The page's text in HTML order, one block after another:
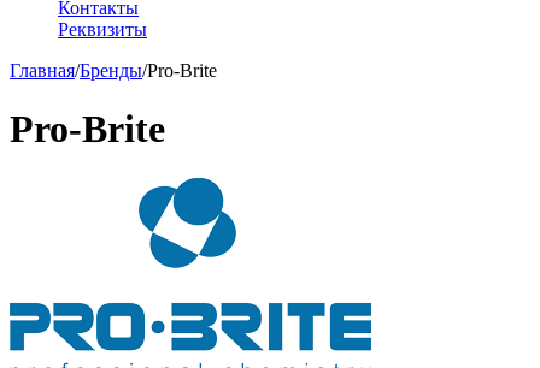
Контакты
Реквизиты
Главная/Бренды/Pro-Brite
Pro-Brite